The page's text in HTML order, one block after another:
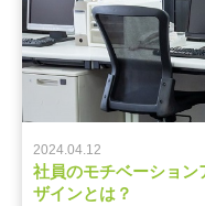
2024.04.12
社員のモチベーショ
ザインとは？